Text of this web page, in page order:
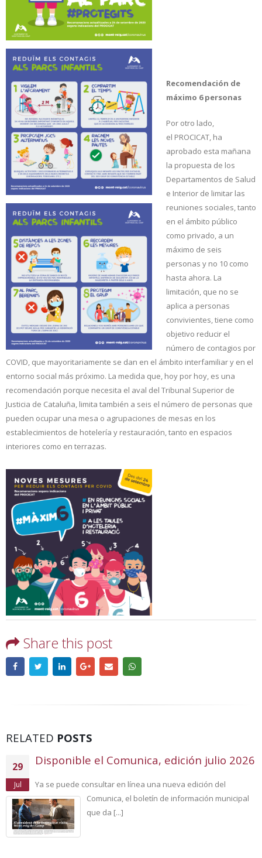
Recomendación de
máximo 6 personas
Por otro lado,
el PROCICAT, ha
aprobado esta mañana
la propuesta de los
Departamentos de Salud
e Interior de limitar las
reuniones sociales, tanto
en el ámbito público
como privado, a un
máximo de seis
personas y no 10 como
hasta ahora. La
limitación, que no se
aplica a personas
convivientes, tiene como
objetivo reducir el
número de contagios por
COVID, que mayoritariamente se dan en el ámbito interfamiliar y en el
entorno social más próximo. La medida que, hoy por hoy, es una
recomendación porque necesita el aval del Tribunal Superior de
Justicia de Cataluña, limita también a seis el número de personas que
pueden ocupar una mesa o agrupaciones de mesas en los
establecimientos de hotelería y restauración, tanto en espacios
interiores como en terrazas.
Share this post
RELATED POSTS
29
Jul
Disponible el Comunica, edición julio 2026
Ya se puede consultar en línea una nueva edición del
Comunica, el boletín de información municipal
que da [...]